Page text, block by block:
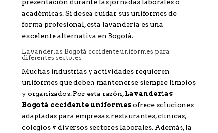
presentación durante las jornadas laborales o
académicas. Si desea cuidar sus uniformes de
forma profesional, esta lavandería es una
excelente alternativa en Bogotá.
Lavanderías Bogotá occidente uniformes para
diferentes sectores
Muchas industrias y actividades requieren
uniformes que deben mantenerse siempre limpios
y organizados. Por esta razón,Lavanderías
Bogotá occidente uniformesofrece soluciones
adaptadas para empresas, restaurantes, clínicas,
colegios y diversos sectores laborales. Además, la